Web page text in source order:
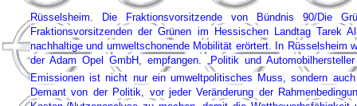
Rüsselsheim. Die Fraktionsvorsitzende von Bündnis 90/Die
Fraktionsvorsitzenden der Grünen im Hessischen Landtag Tarek
nachhaltige und umweltschonende Mobilität erörtert. In Rüsselsheim
der Adam Opel GmbH, empfangen. „Politik und
Emissionen ist nicht nur ein umweltpolitisches Muss, sondern
Demant von der Politik, vor jeder Veränderung der